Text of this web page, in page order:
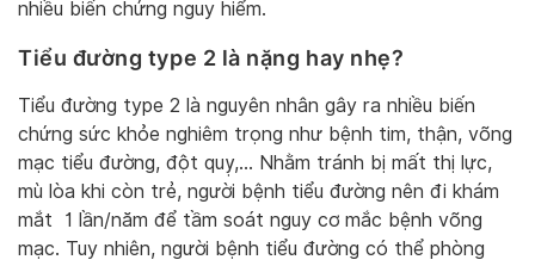
nhiều biến chứng nguy hiểm.
Tiểu đường type 2 là nặng hay nhẹ?
Tiểu đường type 2 là nguyên nhân gây ra nhiều biến
chứng sức khỏe nghiêm trọng như bệnh tim, thận, võng
mạc tiểu đường, đột quỵ,… Nhằm tránh bị mất thị lực,
mù lòa khi còn trẻ, người bệnh tiểu đường nên đi khám
mắt 1 lần/năm để tầm soát nguy cơ mắc bệnh võng
mạc. Tuy nhiên, người bệnh tiểu đường có thể phòng